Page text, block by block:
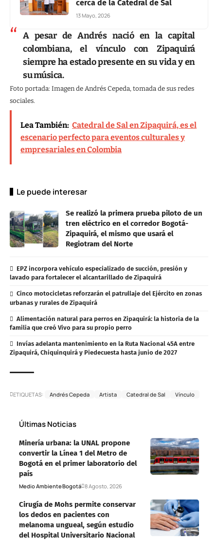
cerca de la Catedral de Sal
13 Mayo, 2026
A pesar de Andrés nació en la capital
colombiana, el vínculo con Zipaquirá
siempre ha estado presente en su vida y en
su música.
Foto portada: Imagen de Andrés Cepeda, tomada de sus redes
sociales.
Lea También: Catedral de Sal en Zipaquirá, es el
escenario perfecto para eventos culturales y
empresariales en Colombia
Le puede interesar
Se realizó la primera prueba piloto de un
tren eléctrico en el corredor Bogotá-
Zipaquirá, el mismo que usará el
Regiotram del Norte
EPZ incorpora vehículo especializado de succión, presión y
lavado para fortalecer el alcantarillado de Zipaquirá
Cinco motocicletas reforzarán el patrullaje del Ejército en zonas
urbanas y rurales de Zipaquirá
Alimentación natural para perros en Zipaquirá: la historia de la
familia que creó Vivo para su propio perro
Invías adelanta mantenimiento en la Ruta Nacional 45A entre
Zipaquirá, Chiquinquirá y Piedecuesta hasta junio de 2027
ETIQUETAS: Andrés Cepeda Artista Catedral de Sal Vínculo
Últimas Noticias
Minería urbana: la UNAL propone
convertir la Línea 1 del Metro de
Bogotá en el primer laboratorio del
país
Medio AmbienteBogotá 8 Agosto, 2026
Cirugía de Mohs permite conservar
los dedos en pacientes con
melanoma ungueal, según estudio
del Hospital Universitario Nacional